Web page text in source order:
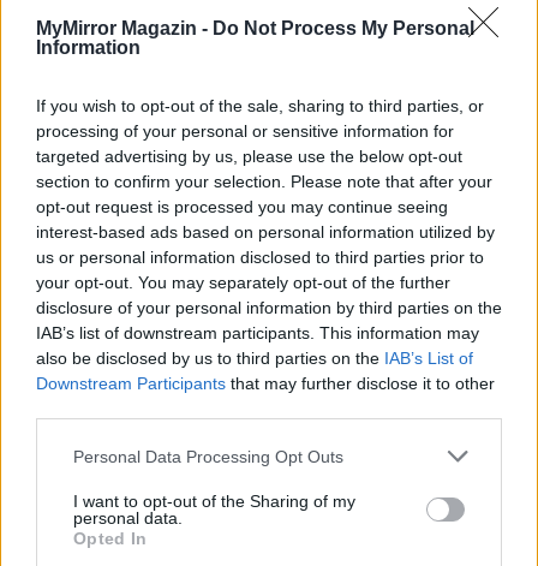
MyMirror Magazin - Do Not Process My Personal
Information
If you wish to opt-out of the sale, sharing to third parties, or
processing of your personal or sensitive information for
targeted advertising by us, please use the below opt-out
section to confirm your selection. Please note that after your
opt-out request is processed you may continue seeing
interest-based ads based on personal information utilized by
us or personal information disclosed to third parties prior to
your opt-out. You may separately opt-out of the further
disclosure of your personal information by third parties on the
IAB’s list of downstream participants. This information may
also be disclosed by us to third parties on the IAB’s List of
Downstream Participants that may further disclose it to other
Personal Data Processing Opt Outs
I want to opt-out of the Sharing of my
personal data.
Opted In
rossz szemmel nézik Ronék tevékenységét…
hazugságok, Éles tárgyak) által rendezettMielőtt
meghaltam életrajzi film, azaz megtörtént eseményeken
alapul. A Ron Woodroof élettörténete által inspirált
haldoklásdráma különlegessége, hogy főhőse rendkívül
aktívan tölti haldoklása idejét, azaz utolsó éveit (hiszen
rácáfolva a diagnózisban megjósolt harminc napra, még
hét évig élt), ami egyszerre megrázó és felemelő. A Ront
megformáló Matthew McConaughey, illetve a Rayont
alakító Jared Leto játéka és összjátéka pedig olyan
csodálatra méltó, hogy abszolút megérdemelten kaptak
mindketten Oscar-díjat.
Romain sikeres, 31 éves meleg fotóművész, aki egy